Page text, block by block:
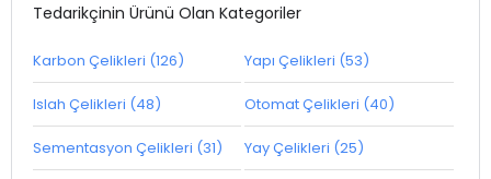
Tedarikçinin Ürünü Olan Kategoriler
Karbon Çelikleri (126) Yapı Çelikleri (53)
Islah Çelikleri (48) Otomat Çelikleri (40)
Sementasyon Çelikleri (31) Yay Çelikleri (25)